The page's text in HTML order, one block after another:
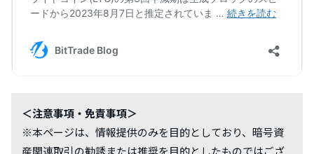
＜注意事項・免責事項＞
※本ページは、情報提供のみを目的としており、暗号資
産関連取引の勧誘または推奨を目的としたものではござ